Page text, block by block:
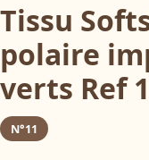
Tissu
polaire
verts Ref
N°11